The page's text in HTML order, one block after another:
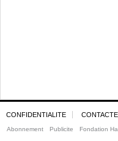
CONFIDENTIALITE
Abonnement Publicite Fondation